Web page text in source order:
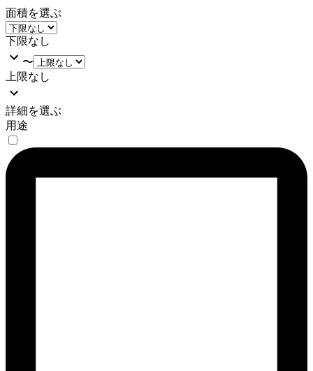
面積を選ぶ
下限なし
〜
上限なし
詳細を選ぶ
用途